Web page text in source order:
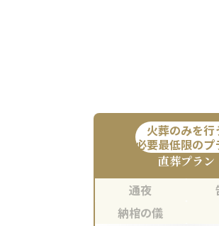
火葬のみを行
必要最低限のプ
直葬プラン
通夜
納棺の儀